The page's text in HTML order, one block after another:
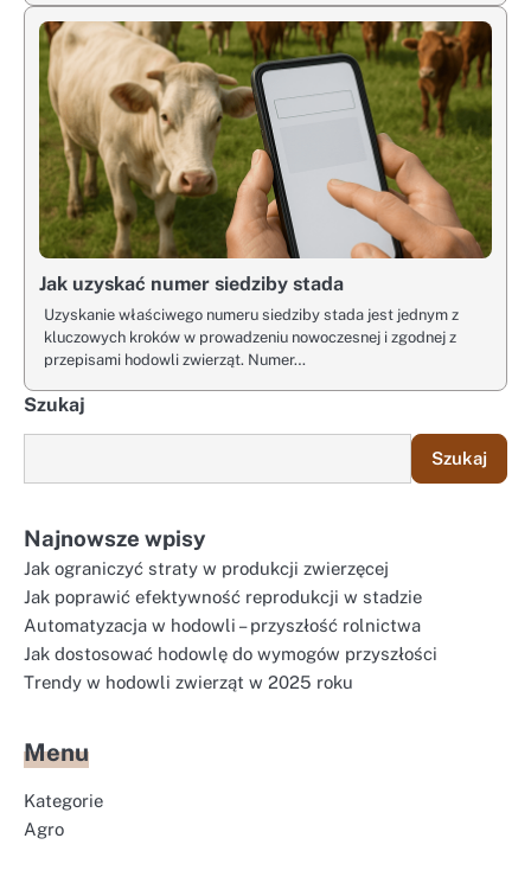
Jak uzyskać numer siedziby stada
Uzyskanie właściwego numeru siedziby stada jest jednym z
kluczowych kroków w prowadzeniu nowoczesnej i zgodnej z
przepisami hodowli zwierząt. Numer…
Szukaj
Szukaj
Najnowsze wpisy
Jak ograniczyć straty w produkcji zwierzęcej
Jak poprawić efektywność reprodukcji w stadzie
Automatyzacja w hodowli – przyszłość rolnictwa
Jak dostosować hodowlę do wymogów przyszłości
Trendy w hodowli zwierząt w 2025 roku
Menu
Kategorie
Agro